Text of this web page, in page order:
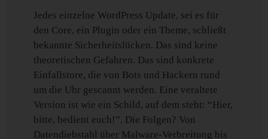
Jedes einzelne WordPress Update, sei es für
den Core, ein Plugin oder ein Theme, schließt
bekannte Sicherheitslücken. Das sind keine
theoretischen Gefahren. Das sind konkrete
Einfallstore, die von Bots und Hackern rund
um die Uhr gescannt werden. Eine veraltete
Version ist wie ein Schild, auf dem steht: “Hier,
bitte, bedient euch!”. Die Folgen? Von
Datendiebstahl über Malware-Verbreitung bis